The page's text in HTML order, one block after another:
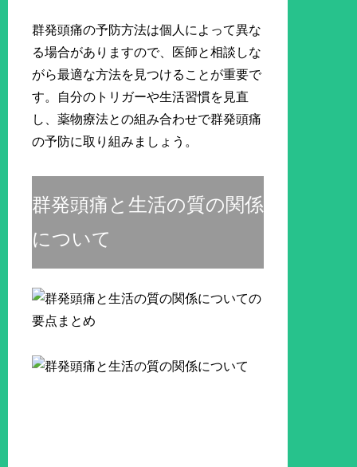
群発頭痛の予防方法は個人によって異な
る場合がありますので、医師と相談しな
がら最適な方法を見つけることが重要で
す。自分のトリガーや生活習慣を見直
し、薬物療法との組み合わせで群発頭痛
の予防に取り組みましょう。
群発頭痛と生活の質の関係
について